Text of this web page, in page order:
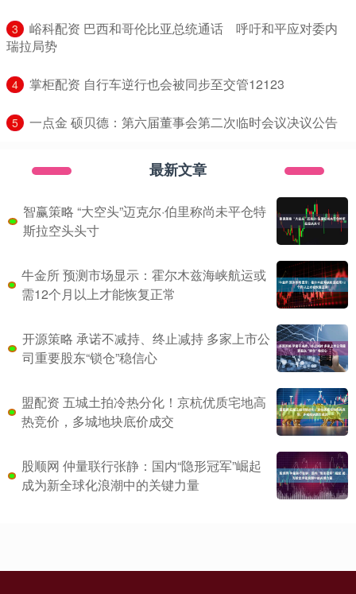
3
​峪科配资 巴西和哥伦比亚总统通话 呼吁和平应对委内
瑞拉局势
4 ​掌柜配资 自行车逆行也会被同步至交管12123
5 ​一点金 硕贝德：第六届董事会第二次临时会议决议公告
最新文章
智赢策略 “大空头”迈克尔·伯里称尚未平仓特
斯拉空头头寸
牛金所 预测市场显示：霍尔木兹海峡航运或
需12个月以上才能恢复正常
开源策略 承诺不减持、终止减持 多家上市公
司重要股东“锁仓”稳信心
盟配资 五城土拍冷热分化！京杭优质宅地高
热竞价，多城地块底价成交
股顺网 仲量联行张静：国内“隐形冠军”崛起
成为新全球化浪潮中的关键力量